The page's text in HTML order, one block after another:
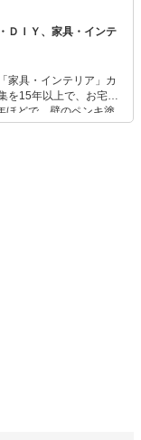
ＤＩＹ、家具・インテ
家具・インテリア」カ
を15年以上で、お宅訪
ほどで、壁のペンキ塗
済み。初心者でもモノ